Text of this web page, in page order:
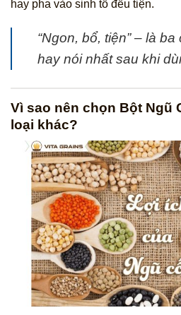
hay pha vào sinh tố đều tiện.
“Ngon, bổ, tiện” – là
hay nói nhất sau khi
Vì sao nên chọn Bột Ngũ
loại khác?